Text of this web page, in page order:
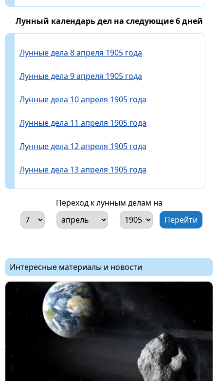
Лунный календарь дел на следующие 6 дней
Лунные дела 8 апреля 1905 года
Лунные дела 9 апреля 1905 года
Лунные дела 10 апреля 1905 года
Лунные дела 11 апреля 1905 года
Лунные дела 12 апреля 1905 года
Лунные дела 13 апреля 1905 года
Переход к лунным делам на
Интересные материалы и новости